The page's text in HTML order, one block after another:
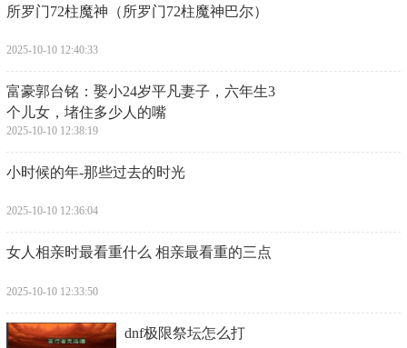
​所罗门72柱魔神（所罗门72柱魔神巴尔）
2025-10-10 12:40:33
​富豪郭台铭：娶小24岁平凡妻子，六年生3
个儿女，堵住多少人的嘴
2025-10-10 12:38:19
​小时候的年-那些过去的时光
2025-10-10 12:36:04
​女人相亲时最看重什么 相亲最看重的三点
2025-10-10 12:33:50
​dnf极限祭坛怎么打